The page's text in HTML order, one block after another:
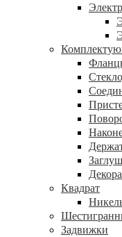
Квадрат
Задвижки